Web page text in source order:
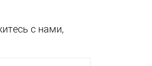
с нами,